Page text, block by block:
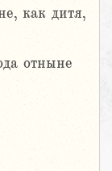
как дитя,
отныне